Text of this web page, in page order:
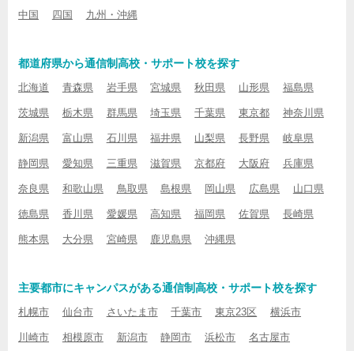
中国 四国 九州・沖縄
都道府県から通信制高校・サポート校を探す
北海道 青森県 岩手県 宮城県 秋田県 山形県 福島県
茨城県 栃木県 群馬県 埼玉県 千葉県 東京都 神奈川県
新潟県 富山県 石川県 福井県 山梨県 長野県 岐阜県
静岡県 愛知県 三重県 滋賀県 京都府 大阪府 兵庫県
奈良県 和歌山県 鳥取県 島根県 岡山県 広島県 山口県
徳島県 香川県 愛媛県 高知県 福岡県 佐賀県 長崎県
熊本県 大分県 宮崎県 鹿児島県 沖縄県
主要都市にキャンパスがある通信制高校・サポート校を探す
札幌市 仙台市 さいたま市 千葉市 東京23区 横浜市
川崎市 相模原市 新潟市 静岡市 浜松市 名古屋市